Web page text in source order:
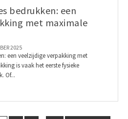
bedrukken: een
met maximale
2025
een veelzijdige verpakking met
is vaak het eerste fysieke
Of...